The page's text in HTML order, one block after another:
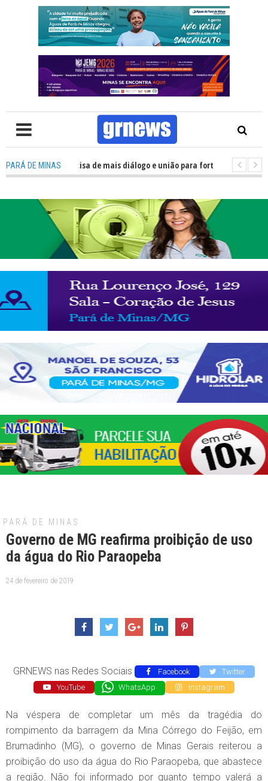
PARÁ DE MINAS
TV: Política precisa de mais diálogo e união para fortalecer Minas e
PARÁ DE MINAS
Governo de MG reafirma proibição de uso
da água do Rio Paraopeba
24 de fevereiro de 2019
GRNEWS nas Redes Sociais Facebook
Twitter
YouTube
WhatsApp Instagram
Na véspera de completar um mês da tragédia do
rompimento da barragem da Mina Córrego do Feijão, em
Brumadinho (MG), o governo de Minas Gerais reiterou a
proibição do uso da água do Rio Paraopeba, que abastece
a região. Não foi informado por quanto tempo valerá a